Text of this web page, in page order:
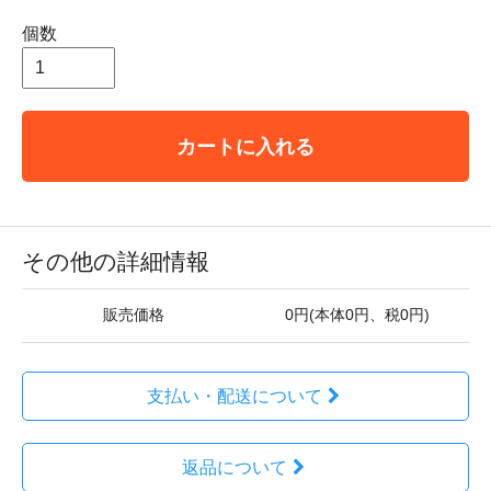
個数
カートに入れる
その他の詳細情報
販売価格 0円(本体0円、税0円)
支払い・配送について
返品について